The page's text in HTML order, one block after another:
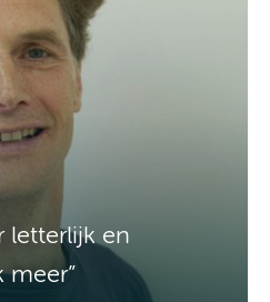
letterlijk en
meer”